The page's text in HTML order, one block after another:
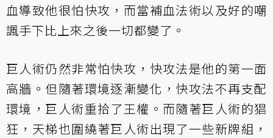
血導致他很怕快攻，而當補血法術以及好的嘲
諷手下比上來之後一切都變了。
巨人術仍然非常怕快攻，快攻法是他的第一面
高牆。但隨著環境逐漸變化，快攻法不再支配
環境，巨人術重拾了王權。而隨著巨人術的猖
狂，天梯也圍繞著巨人術出現了一些新牌組，